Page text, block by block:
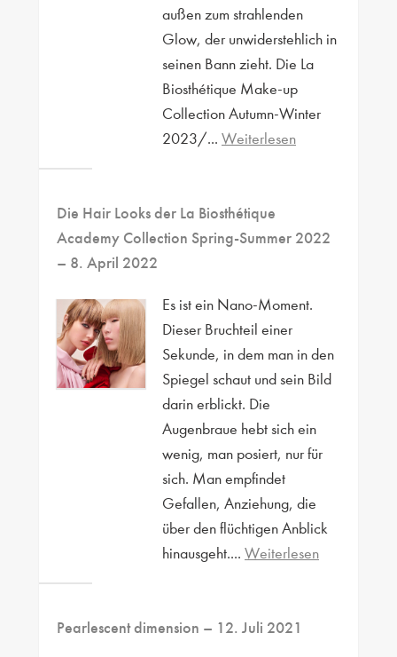
außen zum strahlenden
Glow, der unwiderstehlich in
seinen Bann zieht. Die La
Biosthétique Make-up
Collection Autumn-Winter
2023/... Weiterlesen
Die Hair Looks der La Biosthétique
Academy Collection Spring-Summer 2022
– 8. April 2022
Es ist ein Nano-Moment.
Dieser Bruchteil einer
Sekunde, in dem man in den
Spiegel schaut und sein Bild
darin erblickt. Die
Augenbraue hebt sich ein
wenig, man posiert, nur für
sich. Man empfindet
Gefallen, Anziehung, die
über den flüchtigen Anblick
hinausgeht.... Weiterlesen
Pearlescent dimension – 12. Juli 2021